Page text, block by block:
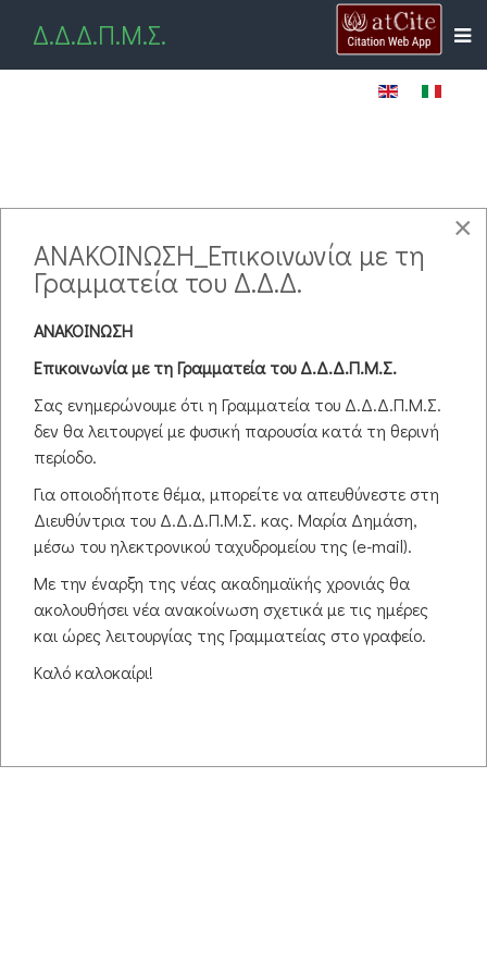
Δ.Δ.Δ.Π.Μ.Σ.
pdfΑπολογισμός Εσόδων-Εξόδων (Κ.Ε. 60078) ( pdf )
pdf
Απολογισμός Εσόδων-Εξόδων (Κ.Ε. 81624)
pdf
Απολογισμός Εσόδων-Εξόδων (Κ.Ε. 82228)
© 2026 ΔΙΑΚΡΑΤΙΚΌ, ΔΙΑΠΑΝΕΠΙΣΤΗΜΙΑΚΌ, ΔΙΑΤΜΗΜΑΤΙΚΌ
ΠΡΌΓΡΑΜΜΑ ΜΕΤΑΠΤΥΧΙΑΚΏΝ ΣΠΟΥΔΏΝ
ΚΑΤΑΣΚΕΥΉ - ΕΝΗΜΈΡΩΣΗ - ΣΥΝΤΉΡΗΣΗ ΙΣΤΟΣΕΛΊΔΑΣ:ΑΝΤΏΝΗΣ ΜΥΛΩΝΌΠΟΥΛΟΣ
ΠΛΗΡΟΦΟΡΊΕΣ:ΓΡΑΜΜΑΤΕΊΑ ΔΔΔΠΜΣ, ΤΗΛΈΦΩΝΟ: 25310-39422,
SKYPE: DDDPMSPH
12:00-15:00 & ΠΑΡΑΣΚΕΥΗ 16:00-19:00
×
ΑΝΑΚΟΙΝΩΣΗ_Επικοινωνία με τη
Γραμματεία του Δ.Δ.Δ.
ΑΝΑΚΟΙΝΩΣΗ
Επικοινωνία με τη Γραμματεία του Δ.Δ.Δ.Π.Μ.Σ.
Σας ενημερώνουμε ότι η Γραμματεία του Δ.Δ.Δ.Π.Μ.Σ.
δεν θα λειτουργεί με φυσική παρουσία κατά τη θερινή
περίοδο.
Για οποιοδήποτε θέμα, μπορείτε να απευθύνεστε στη
Διευθύντρια του Δ.Δ.Δ.Π.Μ.Σ. κας. Μαρία Δημάση,
μέσω του ηλεκτρονικού ταχυδρομείου της (e-mail).
Με την έναρξη της νέας ακαδημαϊκής χρονιάς θα
ακολουθήσει νέα ανακοίνωση σχετικά με τις ημέρες
και ώρες λειτουργίας της Γραμματείας στο γραφείο.
Καλό καλοκαίρι!